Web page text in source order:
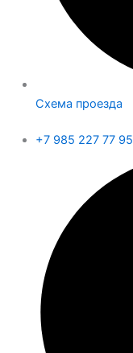
Схема проезда
+7 985 227 77 95